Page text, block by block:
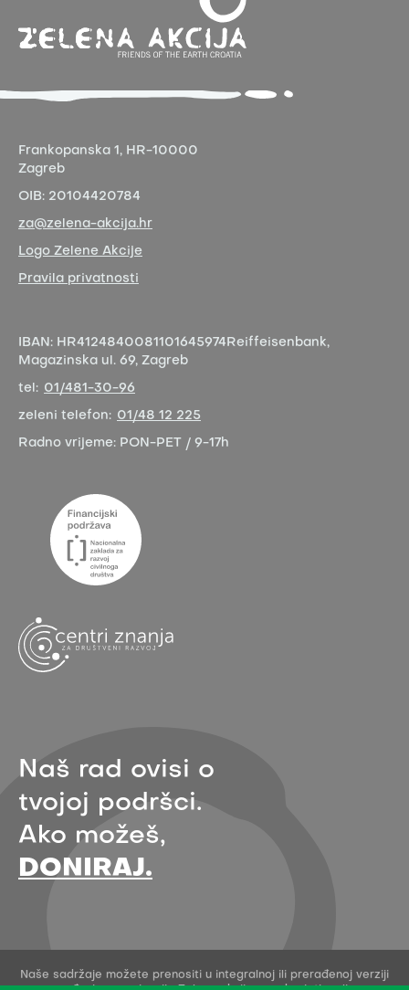
Frankopanska 1, HR-10000
Zagreb
OIB: 20104420784
za@zelena-akcija.hr
Logo Zelene Akcije
Pravila privatnosti
IBAN: HR4124840081101645974 Reiffeisenbank,
Magazinska ul. 69, Zagreb
tel: 01/481-30-96
zeleni telefon: 01/48 12 225
Radno vrijeme: PON-PET / 9-17h
Naš rad ovisi o
tvojoj podršci.
Ako možeš,
DONIRAJ.
Naše sadržaje možete prenositi u integralnoj ili prerađenoj verziji